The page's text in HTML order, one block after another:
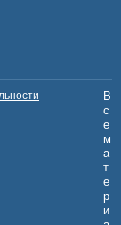
В
с
е
м
а
т
е
р
и